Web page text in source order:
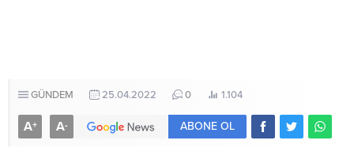
GÜNDEM 25.04.2022 0 1.104
A+ A- ABONE OL